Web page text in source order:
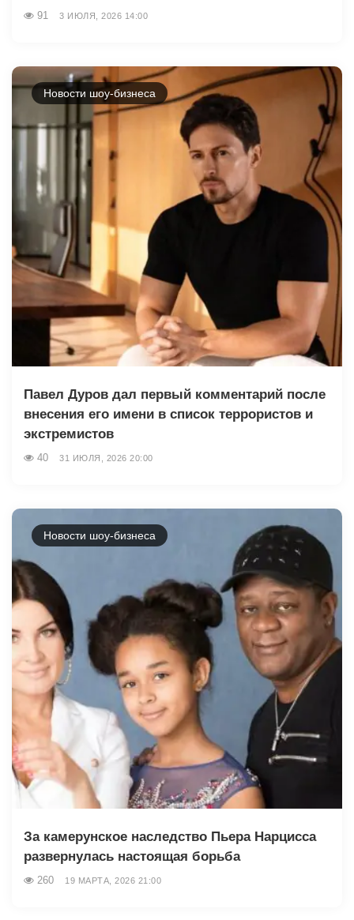
91 3 ИЮЛЯ, 2026 14:00
Новости шоу-бизнеса
Павел Дуров дал первый комментарий после
внесения его имени в список террористов и
экстремистов
40 31 ИЮЛЯ, 2026 20:00
Новости шоу-бизнеса
За камерунское наследство Пьера Нарцисса
развернулась настоящая борьба
260 19 МАРТА, 2026 21:00